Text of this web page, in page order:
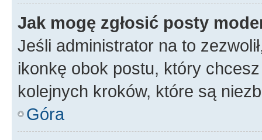
Jak mogę zgłosić posty
Jeśli administrator na to
ikonkę obok postu, który
kolejnych kroków, które są
Góra